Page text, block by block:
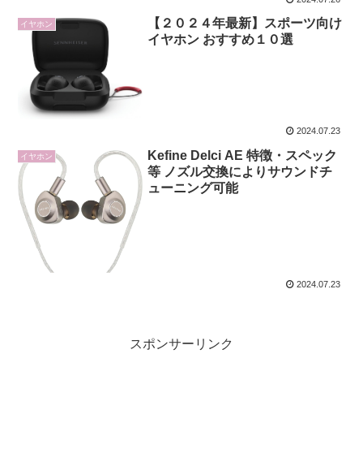
イヤホン
【２０２４年最新】スポーツ向け
イヤホン おすすめ１０選
2024.07.23
イヤホン
Kefine Delci AE 特徴・スペック
等 ノズル交換によりサウンドチ
ューニング可能
2024.07.23
スポンサーリンク